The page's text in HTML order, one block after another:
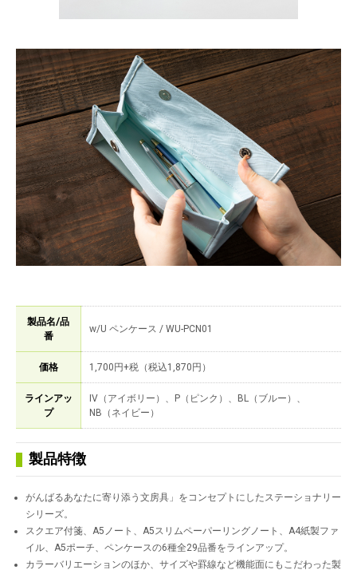
製品名/品
番
w/U ペンケース / WU-PCN01
価格 1,700円+税（税込1,870円）
ラインアッ
プ
IV（アイボリー）、P（ピンク）、BL（ブルー）、
NB（ネイビー）
製品特徴
がんばるあなたに寄り添う文房具」をコンセプトにしたステーショナリー
シリーズ。
スクエア付箋、A5ノート、A5スリムペーパーリングノート、A4紙製ファ
イル、A5ポーチ、ペンケースの6種全29品番をラインアップ。
カラーバリエーションのほか、サイズや罫線など機能面にもこだわった製